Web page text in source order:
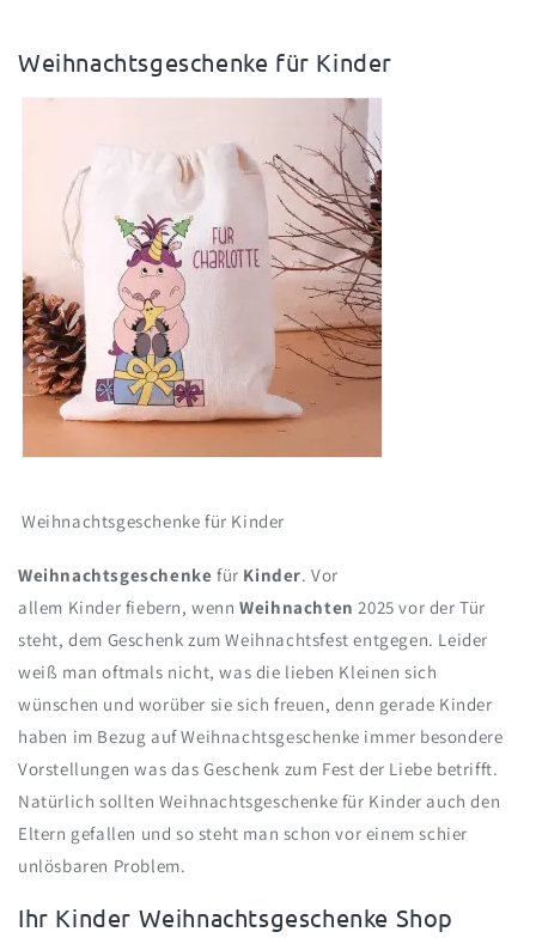
K
a
i
e
:
Weihnachtsgeschenke für Kinder
Weihnachtsgeschenke für Kinder
Weihnachtsgeschenke für Kinder. Vor
allem Kinder fiebern, wenn Weihnachten 2025 vor der Tür
steht, dem Geschenk zum Weihnachtsfest entgegen. Leider
weiß man oftmals nicht, was die lieben Kleinen sich
wünschen und worüber sie sich freuen, denn gerade Kinder
haben im Bezug auf Weihnachtsgeschenke immer besondere
Vorstellungen was das Geschenk zum Fest der Liebe betrifft.
Natürlich sollten Weihnachtsgeschenke für Kinder auch den
Eltern gefallen und so steht man schon vor einem schier
unlösbaren Problem.
Ihr Kinder Weihnachtsgeschenke Shop